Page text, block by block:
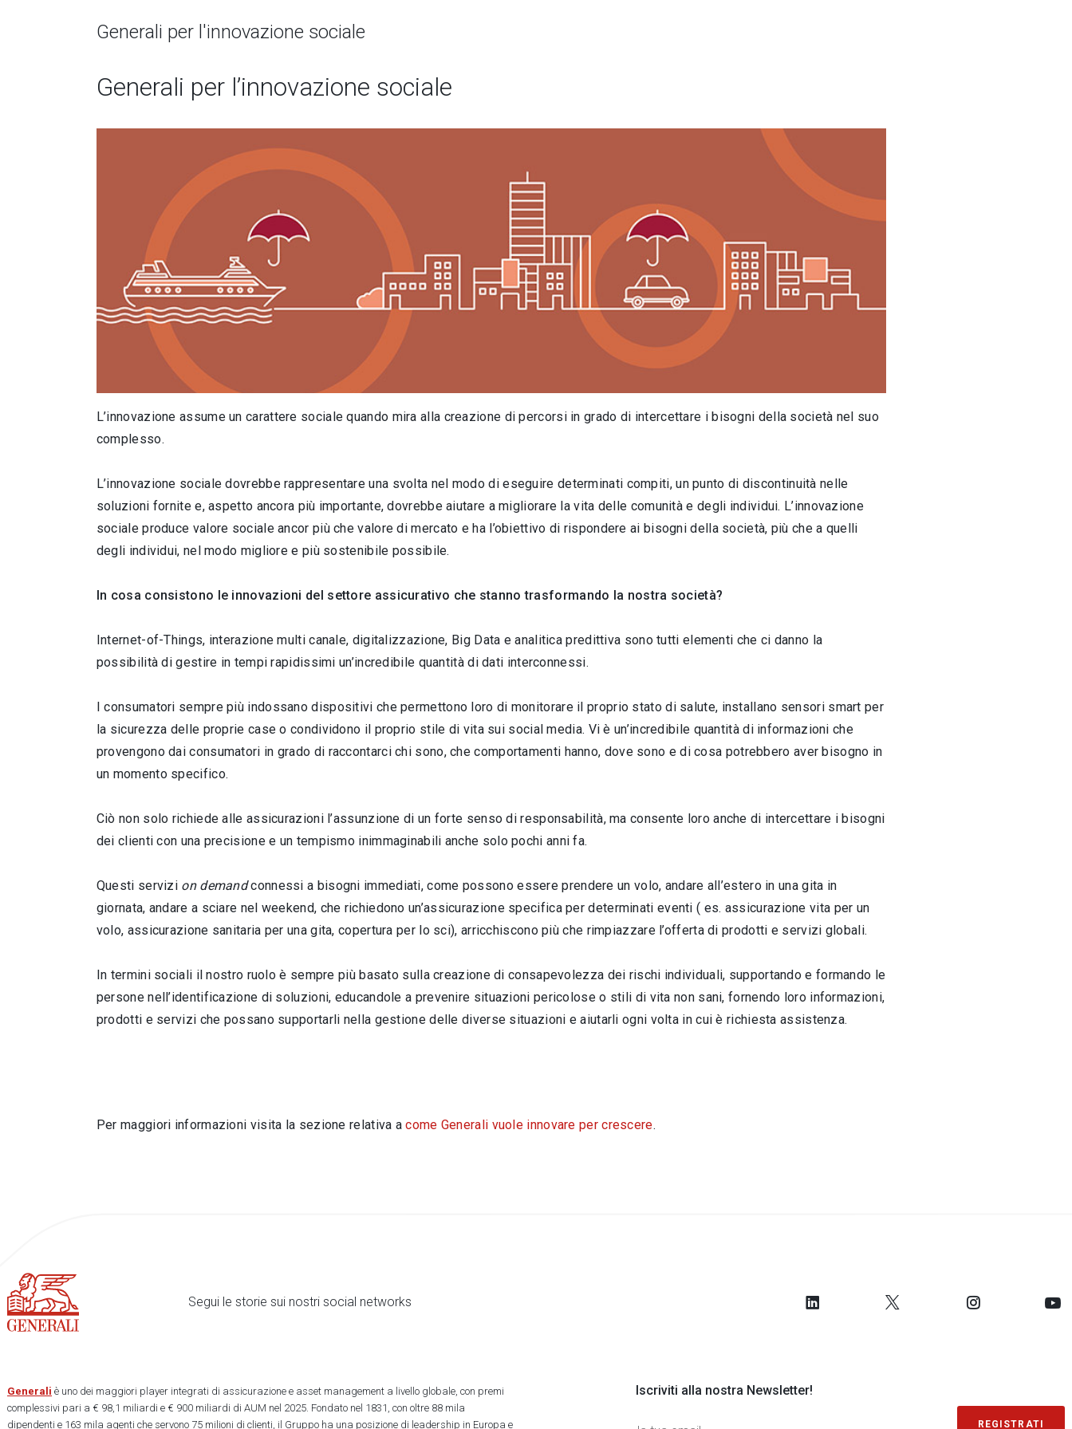
Generali per l'innovazione sociale
Generali per l’innovazione sociale
L’innovazione assume un carattere sociale quando mira alla creazione di percorsi in grado di intercettare i bisogni della società nel suo
complesso.
L’innovazione sociale dovrebbe rappresentare una svolta nel modo di eseguire determinati compiti, un punto di discontinuità nelle
soluzioni fornite e, aspetto ancora più importante, dovrebbe aiutare a migliorare la vita delle comunità e degli individui. L’innovazione
sociale produce valore sociale ancor più che valore di mercato e ha l’obiettivo di rispondere ai bisogni della società, più che a quelli
degli individui, nel modo migliore e più sostenibile possibile.
In cosa consistono le innovazioni del settore assicurativo che stanno trasformando la nostra società?
Internet-of-Things, interazione multi canale, digitalizzazione, Big Data e analitica predittiva sono tutti elementi che ci danno la
possibilità di gestire in tempi rapidissimi un’incredibile quantità di dati interconnessi.
I consumatori sempre più indossano dispositivi che permettono loro di monitorare il proprio stato di salute, installano sensori smart per
la sicurezza delle proprie case o condividono il proprio stile di vita sui social media. Vi è un’incredibile quantità di informazioni che
provengono dai consumatori in grado di raccontarci chi sono, che comportamenti hanno, dove sono e di cosa potrebbero aver bisogno in
un momento specifico.
Ciò non solo richiede alle assicurazioni l’assunzione di un forte senso di responsabilità, ma consente loro anche di intercettare i bisogni
dei clienti con una precisione e un tempismo inimmaginabili anche solo pochi anni fa.
Questi servizi on demandconnessi a bisogni immediati, come possono essere prendere un volo, andare all’estero in una gita in
giornata, andare a sciare nel weekend, che richiedono un’assicurazione specifica per determinati eventi ( es. assicurazione vita per un
volo, assicurazione sanitaria per una gita, copertura per lo sci), arricchiscono più che rimpiazzare l’offerta di prodotti e servizi globali.
In termini sociali il nostro ruolo è sempre più basato sulla creazione di consapevolezza dei rischi individuali, supportando e formando le
persone nell’identificazione di soluzioni, educandole a prevenire situazioni pericolose o stili di vita non sani, fornendo loro informazioni,
prodotti e servizi che possano supportarli nella gestione delle diverse situazioni e aiutarli ogni volta in cui è richiesta assistenza.
Per maggiori informazioni visita la sezione relativa acome Generali vuole innovare per crescere.
Segui le storie sui nostri social networks
Iscriviti alla nostra Newsletter!
REGISTRATI
Generali è uno dei maggiori player integrati di assicurazione e asset management a livello globale, con premi
complessivi pari a € 98,1 miliardi e € 900 miliardi di AUM nel 2025. Fondato nel 1831, con oltre 88 mila
dipendenti e 163 mila agenti che servono 75 milioni di clienti, il Gruppo ha una posizione di leadership in Europa e